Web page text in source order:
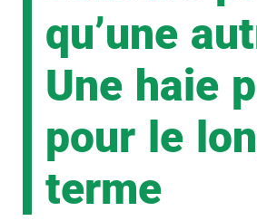
qu’une
Une haie
pour le
terme